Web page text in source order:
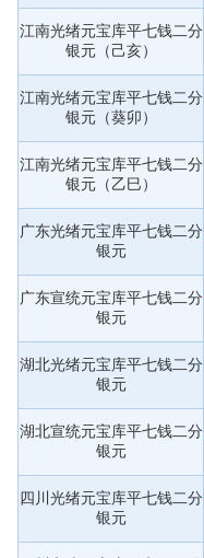
江南光绪元宝库平七钱二分
银元（己亥）
江南光绪元宝库平七钱二分
银元（葵卯）
江南光绪元宝库平七钱二分
银元（乙巳）
广东光绪元宝库平七钱二分
银元
广东宣统元宝库平七钱二分
银元
湖北光绪元宝库平七钱二分
银元
湖北宣统元宝库平七钱二分
银元
四川光绪元宝库平七钱二分
银元